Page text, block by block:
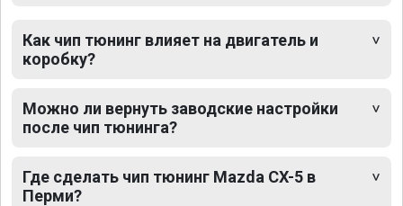
Как чип тюнинг влияет на двигатель и
коробку?
Можно ли вернуть заводские настройки
после чип тюнинга?
Где сделать чип тюнинг Mazda CX-5 в
Перми?